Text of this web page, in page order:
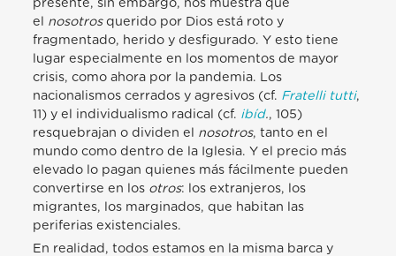
presente, sin embargo, nos muestra que
el nosotrosquerido por Dios está roto y
fragmentado, herido y desfigurado. Y esto tiene
lugar especialmente en los momentos de mayor
crisis, como ahora por la pandemia. Los
nacionalismos cerrados y agresivos (cf. Fratelli tutti,
11) y el individualismo radical (cf. ibíd., 105)
resquebrajan o dividen el nosotros, tanto en el
mundo como dentro de la Iglesia. Y el precio más
elevado lo pagan quienes más fácilmente pueden
convertirse en los otros: los extranjeros, los
migrantes, los marginados, que habitan las
periferias existenciales.
En realidad, todos estamos en la misma barca y